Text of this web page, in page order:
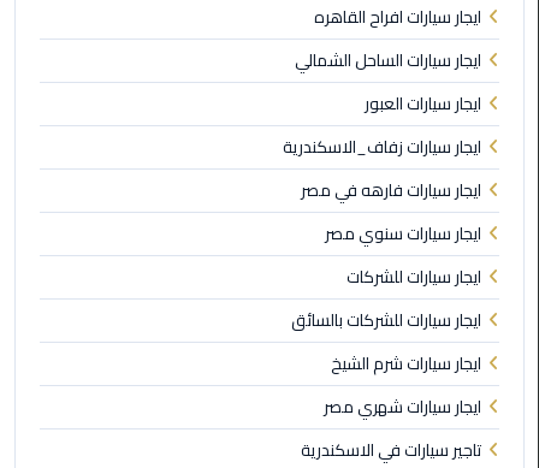
خدمة
اهلا
مطار
القاهرة
ليموزين
ليموزين
مرسيدس
أسعار
توصيل
مطار
برج
العرب
ايجار سيارات افراح القاهره
ايجار سيارات الساحل الشمالي
ايجار سيارات العبور
ايجار سيارات زفاف_الاسكندرية
ايجار سيارات فارهه في مصر
ايجار سيارات سنوي مصر
ايجار سيارات للشركات
ايجار سيارات للشركات بالسائق
ايجار سيارات شرم الشيخ
ايجار سيارات شهري مصر
تاجير سيارات في الاسكندرية